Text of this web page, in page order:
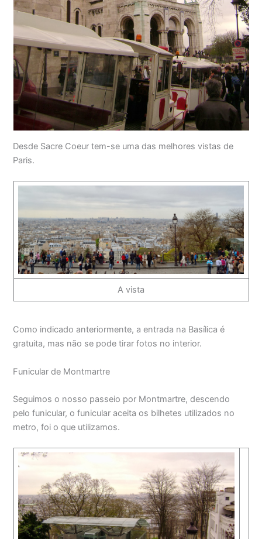
Desde Sacre Coeur tem-se uma das melhores vistas de
Paris.
A vista
Como indicado anteriormente, a entrada na Basílica é
gratuita, mas não se pode tirar fotos no interior.
Funicular de Montmartre
Seguimos o nosso passeio por Montmartre, descendo
pelo funicular, o funicular aceita os bilhetes utilizados no
metro, foi o que utilizamos.